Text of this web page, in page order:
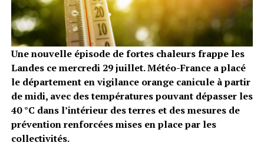
Une nouvelle épisode de fortes chaleurs frappe les
Landes ce mercredi 29 juillet. Météo-France a placé
le département en vigilance orange canicule à partir
de midi, avec des températures pouvant dépasser les
40 °C dans l’intérieur des terres et des mesures de
prévention renforcées mises en place par les
collectivités.